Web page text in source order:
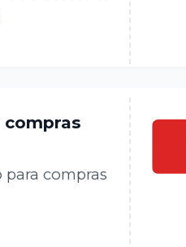
compras
para compras